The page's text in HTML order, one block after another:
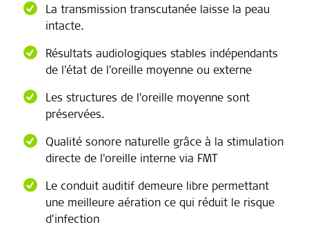
La transmission transcutanée laisse la peau
intacte.
Résultats audiologiques stables indépendants
de l'état de l'oreille moyenne ou externe
Les structures de l'oreille moyenne sont
préservées.
Qualité sonore naturelle grâce à la stimulation
directe de l'oreille interne via FMT
Le conduit auditif demeure libre permettant
une meilleure aération ce qui réduit le risque
d'infection